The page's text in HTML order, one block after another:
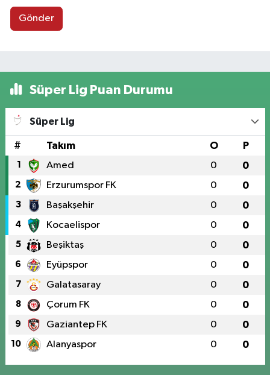
Gönder
Süper Lig Puan Durumu
Süper Lig
# Takım O P
1 Amed 0 0
2 Erzurumspor FK 0 0
3 Başakşehir 0 0
4 Kocaelispor 0 0
5 Beşiktaş 0 0
6 Eyüpspor 0 0
7 Galatasaray 0 0
8 Çorum FK 0 0
9 Gaziantep FK 0 0
10 Alanyaspor 0 0